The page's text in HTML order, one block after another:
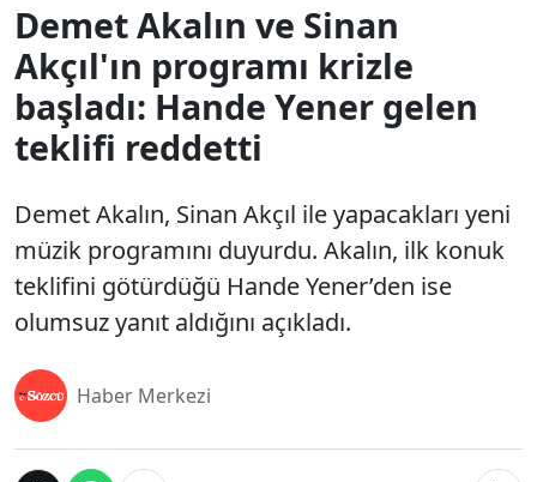
Demet Akalın ve Sinan
Akçıl'ın programı krizle
başladı: Hande Yener gelen
teklifi reddetti
Demet Akalın, Sinan Akçıl ile yapacakları yeni
müzik programını duyurdu. Akalın, ilk konuk
teklifini götürdüğü Hande Yener’den ise
olumsuz yanıt aldığını açıkladı.
Haber Merkezi